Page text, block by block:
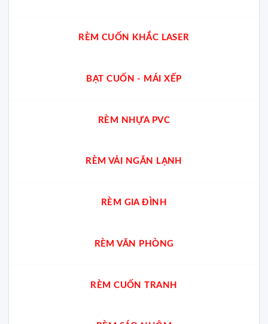
RÈM CUỐN KHẮC LASER
BẠT CUỐN - MÁI XẾP
RÈM NHỰA PVC
RÈM VẢI NGĂN LẠNH
RÈM GIA ĐÌNH
RÈM VĂN PHÒNG
RÈM CUỐN TRANH